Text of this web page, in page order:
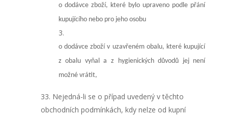
o dodávce zboží, které bylo upraveno podle přání
kupujícího nebo pro jeho osobu
o dodávce zboží v uzavřeném obalu, které kupující
z obalu vyňal a z hygienických důvodů jej není
možné vrátit,
Nejedná-li se o případ uvedený v těchto
obchodních podmínkách, kdy nelze od kupní